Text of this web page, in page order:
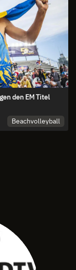
den EM Titel
Beachvolleyball